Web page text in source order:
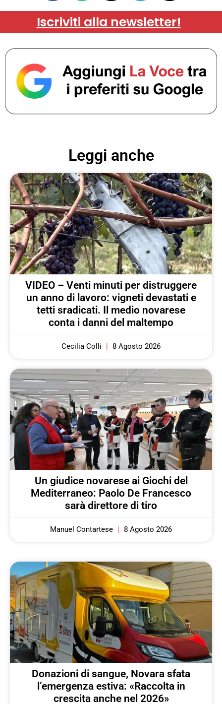
Iscriviti alla newsletter!
Leggi anche
VIDEO – Venti minuti per distruggere
un anno di lavoro: vigneti devastati e
tetti sradicati. Il medio novarese
conta i danni del maltempo
Cecilia Colli 8 Agosto 2026
Un giudice novarese ai Giochi del
Mediterraneo: Paolo De Francesco
sarà direttore di tiro
Manuel Contartese 8 Agosto 2026
Donazioni di sangue, Novara sfata
l’emergenza estiva: «Raccolta in
crescita anche nel 2026»